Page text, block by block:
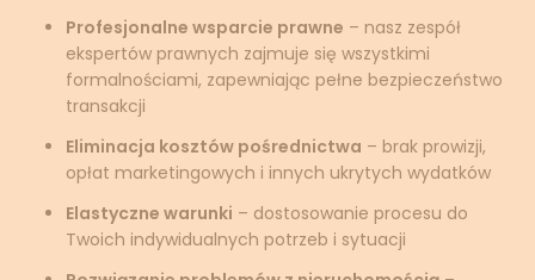
Profesjonalne wsparcie prawne – nasz zespół
ekspertów prawnych zajmuje się wszystkimi
formalnościami, zapewniając pełne bezpieczeństwo
transakcji
Eliminacja kosztów pośrednictwa – brak prowizji,
opłat marketingowych i innych ukrytych wydatków
Elastyczne warunki – dostosowanie procesu do
Twoich indywidualnych potrzeb i sytuacji